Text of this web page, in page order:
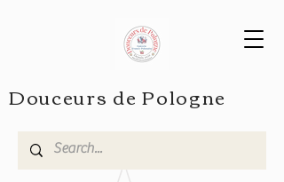
Douceurs de Pologne